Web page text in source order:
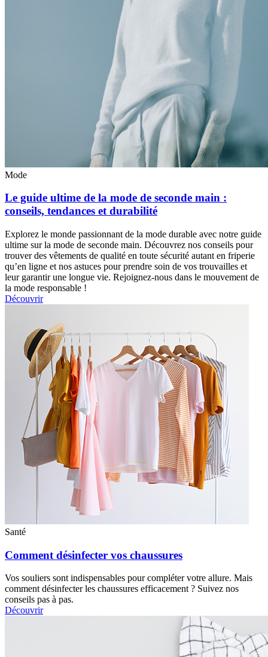
Mode
Le guide ultime de la mode de seconde main :
conseils, tendances et durabilité
Explorez le monde passionnant de la mode durable avec notre guide
ultime sur la mode de seconde main. Découvrez nos conseils pour
trouver des vêtements de qualité en toute sécurité autant en friperie
qu’en ligne et nos astuces pour prendre soin de vos trouvailles et
leur garantir une longue vie. Rejoignez-nous dans le mouvement de
la mode responsable !
Découvrir
Santé
Comment désinfecter vos chaussures
Vos souliers sont indispensables pour compléter votre allure. Mais
comment désinfecter les chaussures efficacement ? Suivez nos
conseils pas à pas.
Découvrir